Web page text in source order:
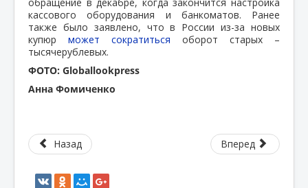
кассового оборудования и банкоматов. Ранее
также было заявлено, что в России из-за новых
купюр может сократиться оборот старых –
тысячерублевых.
ФОТО: Globallookpress
Анна Фомиченко
Назад Вперед